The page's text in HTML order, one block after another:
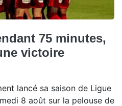
75 minutes,
victoire
lancé sa saison de Ligue
8 août sur la pelouse de